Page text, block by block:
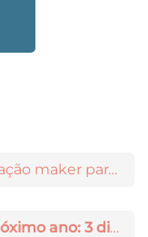
8 leituras para você levar a educação maker para a sala de aula
Preparando os alunos para o próximo ano: 3 dicas práticas